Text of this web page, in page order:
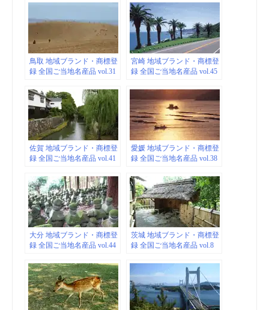
鳥取 地域ブランド・商標登
録 全国ご当地名産品 vol.31
宮崎 地域ブランド・商標登
録 全国ご当地名産品 vol.45
佐賀 地域ブランド・商標登
録 全国ご当地名産品 vol.41
愛媛 地域ブランド・商標登
録 全国ご当地名産品 vol.38
大分 地域ブランド・商標登
録 全国ご当地名産品 vol.44
茨城 地域ブランド・商標登
録 全国ご当地名産品 vol.8